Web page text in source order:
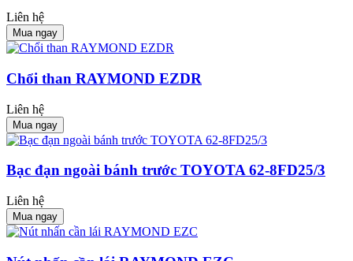
Liên hệ
Mua ngay
Chổi than RAYMOND EZDR
Liên hệ
Mua ngay
Bạc đạn ngoài bánh trước TOYOTA 62-8FD25/3
Liên hệ
Mua ngay